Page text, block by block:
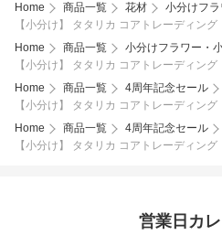
Home
商品一覧 花材
小分けフラ
【小分け】 タタリカ コアトレーディン
Home
商品一覧 小分けフラワー・
【小分け】 タタリカ コアトレーディン
Home
商品一覧 4周年記念セール
【小分け】 タタリカ コアトレーディン
Home
商品一覧 4周年記念セール
【小分け】 タタリカ コアトレーディン
営業日カ